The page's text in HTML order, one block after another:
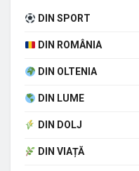
DIN SPORT
DIN ROMÂNIA
DIN OLTENIA
DIN LUME
DIN DOLJ
DIN VIAȚĂ